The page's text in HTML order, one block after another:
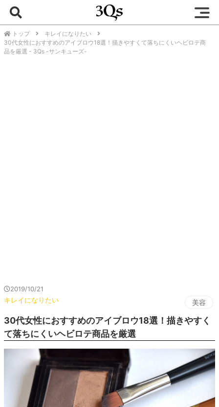
トップ
キレイになりたい
30代女性におすすめのアイブロウ18選！描きやすくて落ちにくいヘビロテ商
品を厳選 - 3Qs -サンキューズ-
2019/10/21
キレイになりたい 美容
30代女性におすすめのアイブロウ18選！描きやすく
て落ちにくいヘビロテ商品を厳選